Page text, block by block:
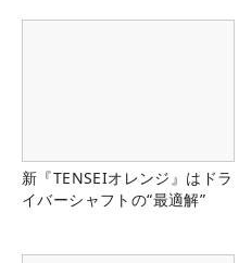
新『TENSEIオレンジ』はドラ
イバーシャフトの“最適解”